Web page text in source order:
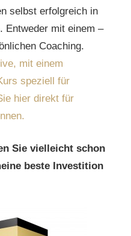
selbst erfolgreich in
Entweder mit einem –
Coaching.
mit einem
speziell für
hier direkt für
Sie vielleicht schon
beste Investition